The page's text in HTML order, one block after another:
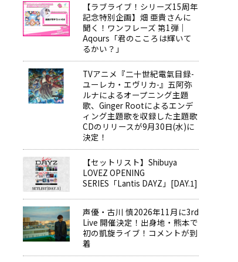
【ラブライブ！シリーズ15周年
記念特別企画】畑 亜貴さんに
聞く！ワンフレーズ 第1弾｜
Aqours「君のこころは輝いて
るかい？」
TVアニメ『二十世紀電氣目録-
ユーレカ・エヴリカ-』五阿弥
ルナによるオープニング主題
歌、Ginger Rootによるエンデ
ィング主題歌を収録した主題歌
CDのリリースが9月30日(水)に
決定！
【セットリスト】Shibuya
LOVEZ OPENING
SERIES「Lantis DAYZ」[DAY.1]
声優・古川 慎2026年11月に3rd
Live 開催決定！出身地・熊本で
初の凱旋ライブ！コメントが到
着